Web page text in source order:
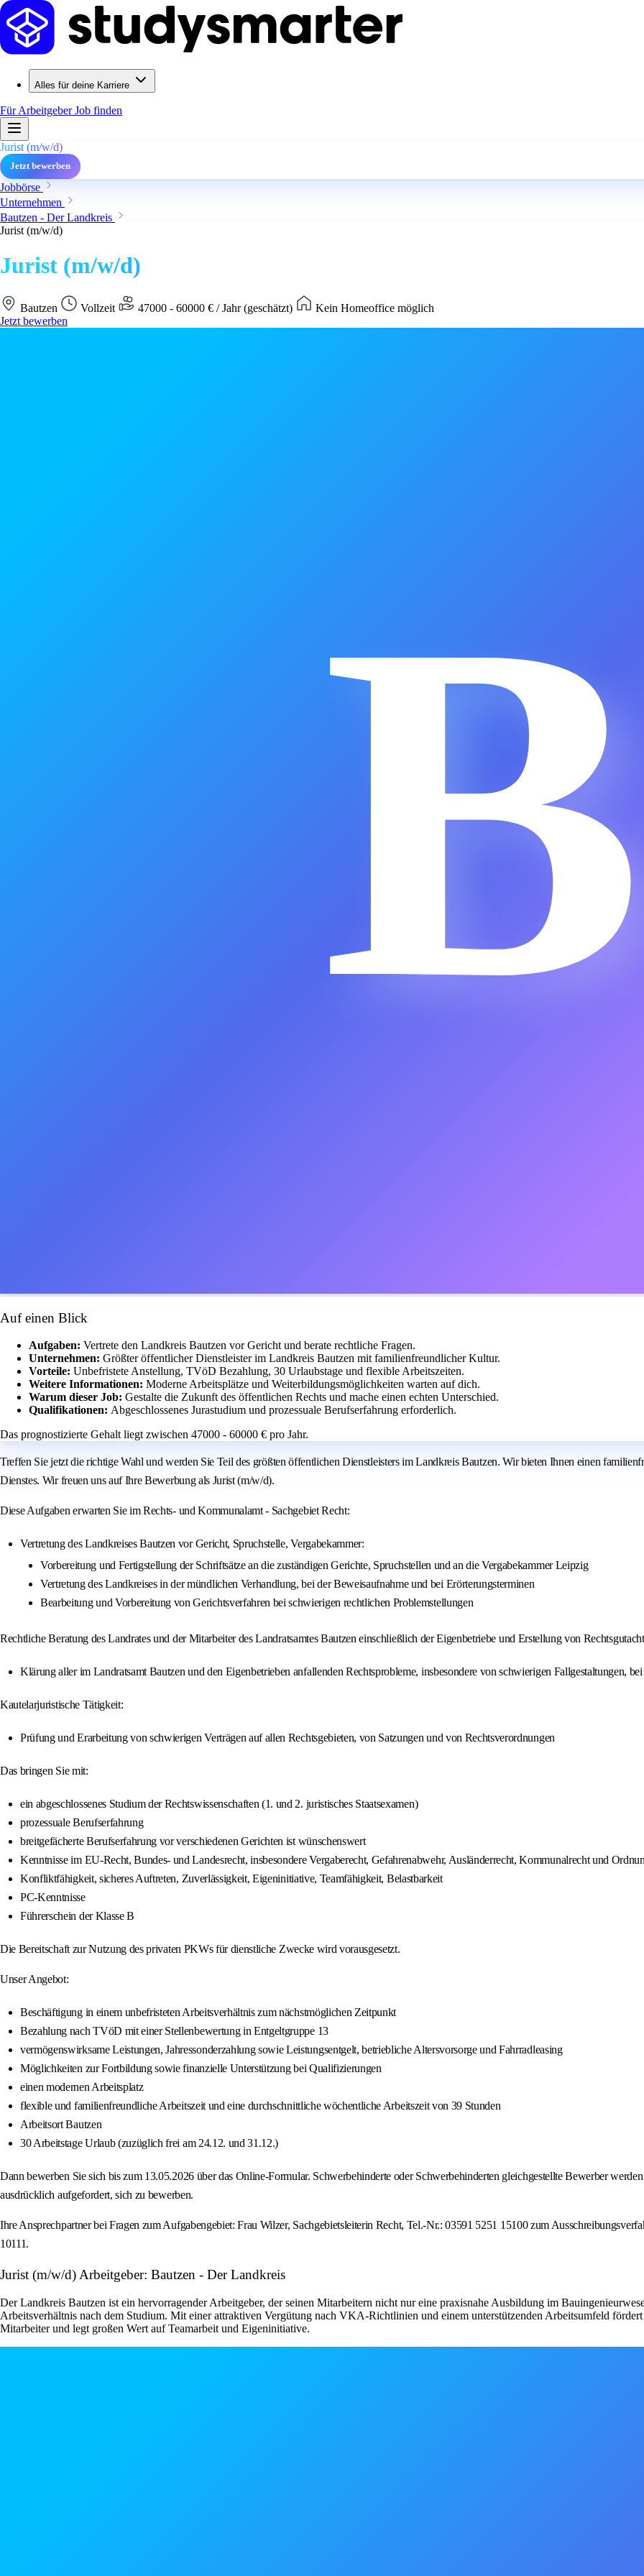
Alles für deine Karriere
Für ArbeitgeberJob finden
Jurist (m/w/d)
Jetzt bewerben
Jobbörse
Unternehmen
Bautzen - Der Landkreis
Jurist (m/w/d)
Jurist (m/w/d)
Bautzen Vollzeit 47000 - 60000 € / Jahr (geschätzt)
Kein Homeoffice möglich
Jetzt bewerben
B
Auf einen Blick
Aufgaben: Vertrete den Landkreis Bautzen vor Gericht und berate rechtliche Fragen.
Unternehmen: Größter öffentlicher Dienstleister im Landkreis Bautzen mit familienfreundlicher Kultur.
Vorteile: Unbefristete Anstellung, TVöD Bezahlung, 30 Urlaubstage und flexible Arbeitszeiten.
Weitere Informationen: Moderne Arbeitsplätze und Weiterbildungsmöglichkeiten warten auf dich.
Warum dieser Job: Gestalte die Zukunft des öffentlichen Rechts und mache einen echten Unterschied.
Qualifikationen: Abgeschlossenes Jurastudium und prozessuale Berufserfahrung erforderlich.
Das prognostizierte Gehalt liegt zwischen 47000 - 60000 € pro Jahr.
Treffen Sie jetzt die richtige Wahl und werden Sie Teil des größten öffentlichen Dienstleisters im Landkreis Bautzen. Wir bieten Ihnen einen
Dienstes. Wir freuen uns auf Ihre Bewerbung als Jurist (m/w/d).
Diese Aufgaben erwarten Sie im Rechts- und Kommunalamt - Sachgebiet Recht:
Vertretung des Landkreises Bautzen vor Gericht, Spruchstelle, Vergabekammer:
Vorbereitung und Fertigstellung der Schriftsätze an die zuständigen Gerichte, Spruchstellen und an die Vergabekammer Leipzig
Vertretung des Landkreises in der mündlichen Verhandlung, bei der Beweisaufnahme und bei Erörterungsterminen
Bearbeitung und Vorbereitung von Gerichtsverfahren bei schwierigen rechtlichen Problemstellungen
Rechtliche Beratung des Landrates und der Mitarbeiter des Landratsamtes Bautzen einschließlich der Eigenbetriebe und Erstellung von
Klärung aller im Landratsamt Bautzen und den Eigenbetrieben anfallenden Rechtsprobleme, insbesondere von schwierigen Fallgestaltungen,
Kautelarjuristische Tätigkeit:
Prüfung und Erarbeitung von schwierigen Verträgen auf allen Rechtsgebieten, von Satzungen und von Rechtsverordnungen
Das bringen Sie mit:
ein abgeschlossenes Studium der Rechtswissenschaften (1. und 2. juristisches Staatsexamen)
prozessuale Berufserfahrung
breitgefächerte Berufserfahrung vor verschiedenen Gerichten ist wünschenswert
Kenntnisse im EU-Recht, Bundes- und Landesrecht, insbesondere Vergaberecht, Gefahrenabwehr, Ausländerrecht, Kommunalrecht und
Konfliktfähigkeit, sicheres Auftreten, Zuverlässigkeit, Eigeninitiative, Teamfähigkeit, Belastbarkeit
PC-Kenntnisse
Führerschein der Klasse B
Die Bereitschaft zur Nutzung des privaten PKWs für dienstliche Zwecke wird vorausgesetzt.
Unser Angebot:
Beschäftigung in einem unbefristeten Arbeitsverhältnis zum nächstmöglichen Zeitpunkt
Bezahlung nach TVöD mit einer Stellenbewertung in Entgeltgruppe 13
vermögenswirksame Leistungen, Jahressonderzahlung sowie Leistungsentgelt, betriebliche Altersvorsorge und Fahrradleasing
Möglichkeiten zur Fortbildung sowie finanzielle Unterstützung bei Qualifizierungen
einen modernen Arbeitsplatz
flexible und familienfreundliche Arbeitszeit und eine durchschnittliche wöchentliche Arbeitszeit von 39 Stunden
Arbeitsort Bautzen
30 Arbeitstage Urlaub (zuzüglich frei am 24.12. und 31.12.)
Dann bewerben Sie sich bis zum 13.05.2026 über das Online-Formular. Schwerbehinderte oder Schwerbehinderten gleichgestellte Bewerber
ausdrücklich aufgefordert, sich zu bewerben.
Ihre Ansprechpartner bei Fragen zum Aufgabengebiet: Frau Wilzer, Sachgebietsleiterin Recht, Tel.-Nr.: 03591 5251 15100 zum
10111.
Jurist (m/w/d) Arbeitgeber: Bautzen - Der Landkreis
Der Landkreis Bautzen ist ein hervorragender Arbeitgeber, der seinen Mitarbeitern nicht nur eine praxisnahe Ausbildung im
Arbeitsverhältnis nach dem Studium. Mit einer attraktiven Vergütung nach VKA-Richtlinien und einem unterstützenden Arbeitsumfeld
Mitarbeiter und legt großen Wert auf Teamarbeit und Eigeninitiative.